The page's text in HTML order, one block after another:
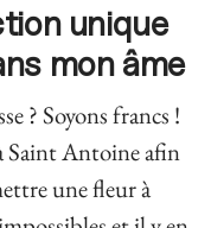
unique
mon âme
? Soyons francs !
Saint Antoine afin
une fleur à